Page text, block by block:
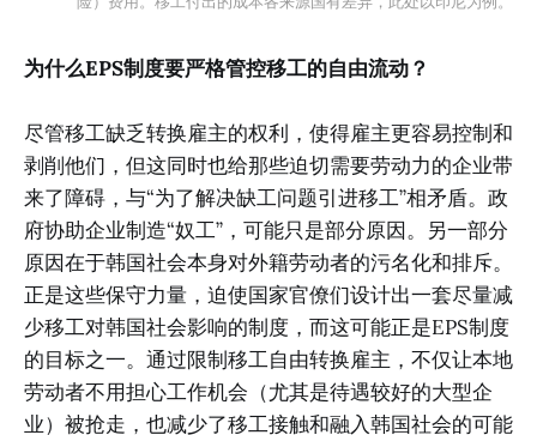
为什么EPS制度要严格管控移工的自由流动？
尽管移工缺乏转换雇主的权利，使得雇主更容易控制和
剥削他们，但这同时也给那些迫切需要劳动力的企业带
来了障碍，与“为了解决缺工问题引进移工”相矛盾。政
府协助企业制造“奴工”，可能只是部分原因。另一部分
原因在于韩国社会本身对外籍劳动者的污名化和排斥。
正是这些保守力量，迫使国家官僚们设计出一套尽量减
少移工对韩国社会影响的制度，而这可能正是EPS制度
的目标之一。通过限制移工自由转换雇主，不仅让本地
劳动者不用担心工作机会（尤其是待遇较好的大型企
业）被抢走，也减少了移工接触和融入韩国社会的可能